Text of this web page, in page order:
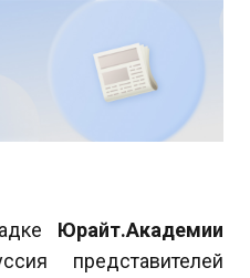
Юрайт.Академии
представителей